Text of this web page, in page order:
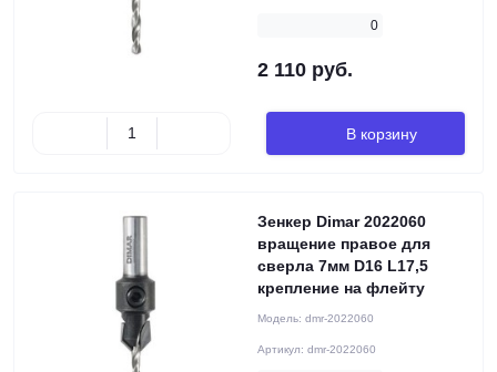
0
2 110 руб.
В корзину
Зенкер Dimar 2022060
вращение правое для
сверла 7мм D16 L17,5
крепление на флейту
Модель: dmr-2022060
Артикул: dmr-2022060